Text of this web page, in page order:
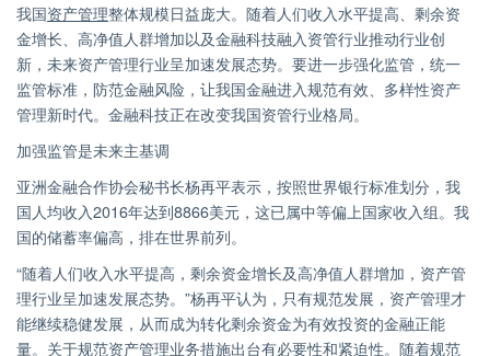
我国资产管理整体规模日益庞大。随着人们收入水平提高、剩余资
金增长、高净值人群增加以及金融科技融入资管行业推动行业创
新，未来资产管理行业呈加速发展态势。要进一步强化监管，统一
监管标准，防范金融风险，让我国金融进入规范有效、多样性资产
管理新时代。金融科技正在改变我国资管行业格局。
加强监管是未来主基调
亚洲金融合作协会秘书长杨再平表示，按照世界银行标准划分，我
国人均收入2016年达到8866美元，这已属中等偏上国家收入组。我
国的储蓄率偏高，排在世界前列。
“随着人们收入水平提高，剩余资金增长及高净值人群增加，资产管
理行业呈加速发展态势。”杨再平认为，只有规范发展，资产管理才
能继续稳健发展，从而成为转化剩余资金为有效投资的金融正能
量。关于规范资产管理业务措施出台有必要性和紧迫性。随着规范